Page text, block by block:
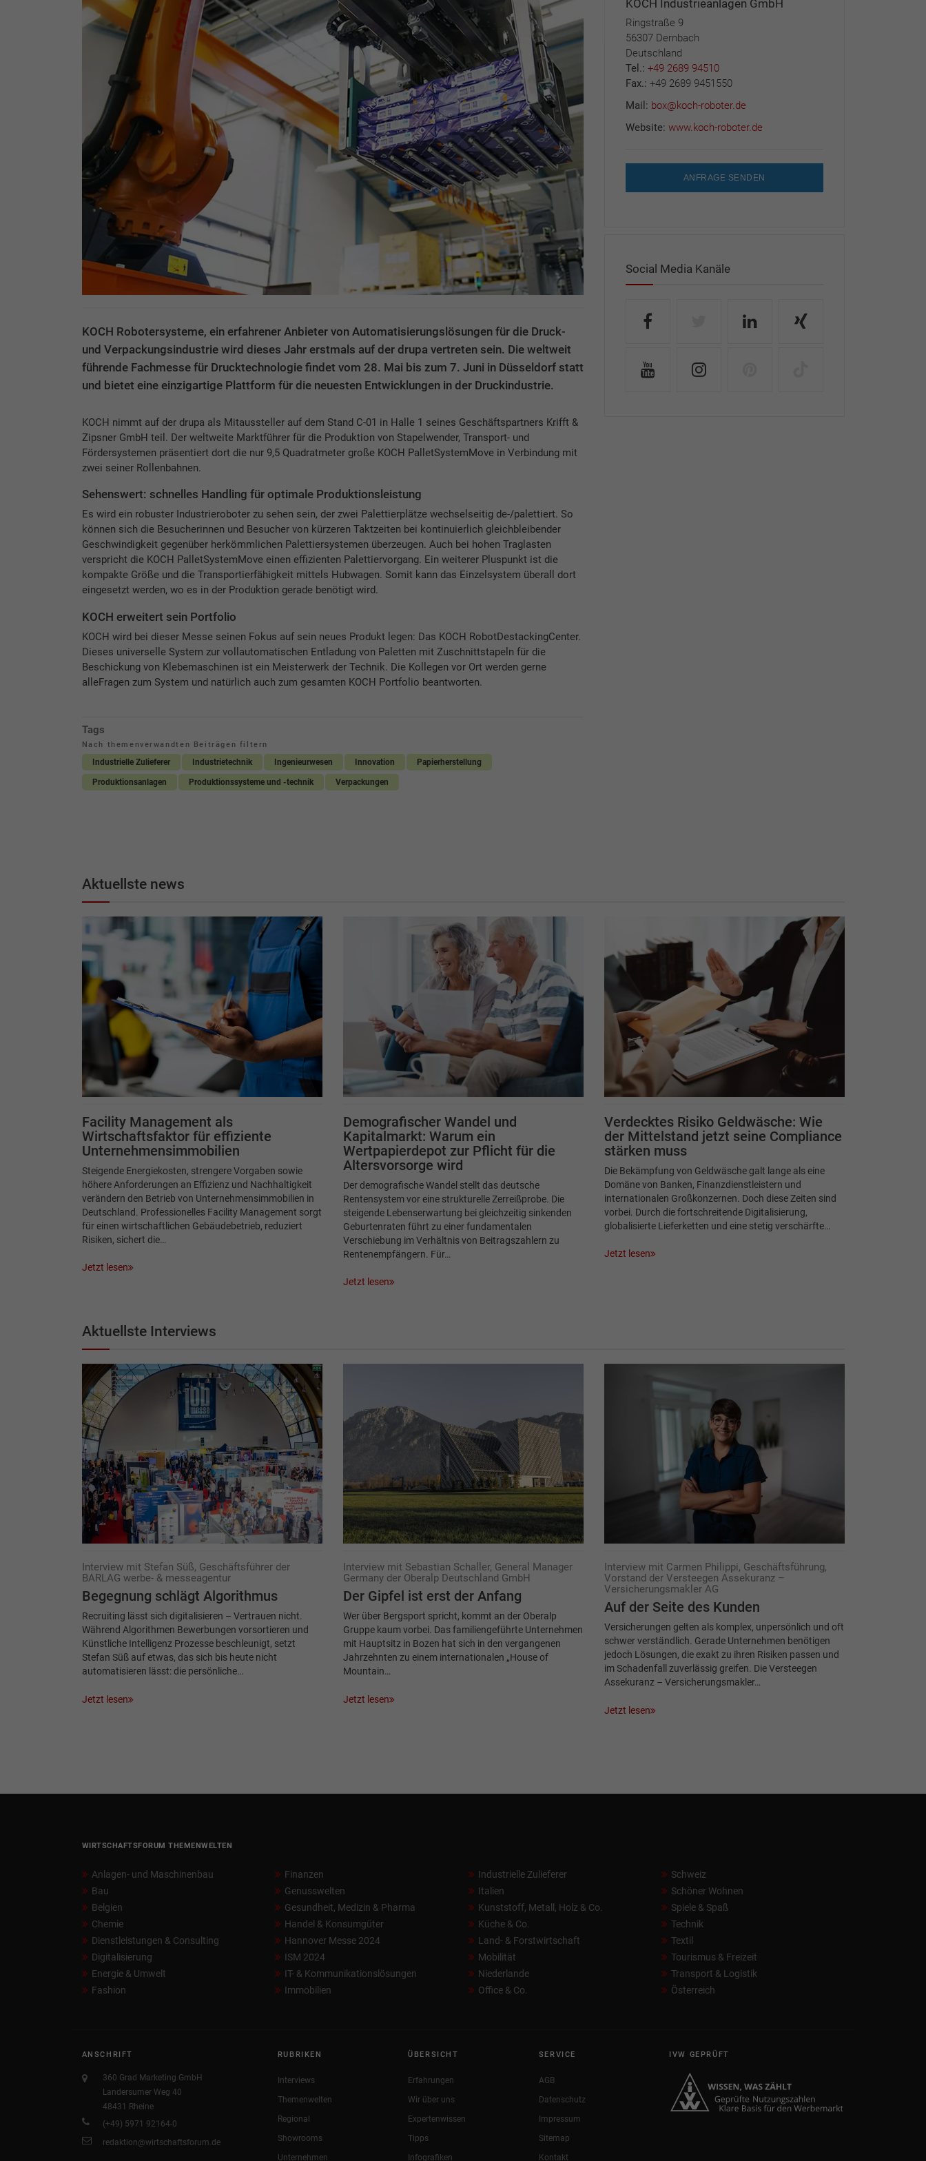
KOCH Robotersysteme, ein erfahrener Anbieter von Automatisierungslösungen für die Druck-
und Verpackungsindustrie wird dieses Jahr erstmals auf der drupa vertreten sein. Die weltweit
führende Fachmesse für Drucktechnologie findet vom 28. Mai bis zum 7. Juni in Düsseldorf statt
und bietet eine einzigartige Plattform für die neuesten Entwicklungen in der Druckindustrie.
KOCH nimmt auf der drupa als Mitaussteller auf dem Stand C-01 in Halle 1 seines Geschäftspartners Krifft &
Zipsner GmbH teil. Der weltweite Marktführer für die Produktion von Stapelwender, Transport- und
Fördersystemen präsentiert dort die nur 9,5 Quadratmeter große KOCH PalletSystemMove in Verbindung mit
zwei seiner Rollenbahnen.
Sehenswert: schnelles Handling für optimale Produktionsleistung
Es wird ein robuster Industrieroboter zu sehen sein, der zwei Palettierplätze wechselseitig de-/palettiert. So
können sich die Besucherinnen und Besucher von kürzeren Taktzeiten bei kontinuierlich gleichbleibender
Geschwindigkeit gegenüber herkömmlichen Palettiersystemen überzeugen. Auch bei hohen Traglasten
verspricht die KOCH PalletSystemMove einen effizienten Palettiervorgang. Ein weiterer Pluspunkt ist die
kompakte Größe und die Transportierfähigkeit mittels Hubwagen. Somit kann das Einzelsystem überall dort
eingesetzt werden, wo es in der Produktion gerade benötigt wird.
KOCH erweitert sein Portfolio
KOCH wird bei dieser Messe seinen Fokus auf sein neues Produkt legen: Das KOCH RobotDestackingCenter.
Dieses universelle System zur vollautomatischen Entladung von Paletten mit Zuschnittstapeln für die
Beschickung von Klebemaschinen ist ein Meisterwerk der Technik. Die Kollegen vor Ort werden gerne
alleFragen zum System und natürlich auch zum gesamten KOCH Portfolio beantworten.
Tags
Nach themenverwandten Beiträgen filtern
Industrielle Zulieferer Industrietechnik Ingenieurwesen Innovation Papierherstellung
Produktionsanlagen Produktionssysteme und -technik Verpackungen
KOCH Industrieanlagen GmbH
Ringstraße 9
56307 Dernbach
Deutschland
Tel.: +49 2689 94510
Fax.: +49 2689 9451550
Mail: box@koch-roboter.de
Website: www.koch-roboter.de
ANFRAGE SENDEN
Social Media Kanäle
Aktuellste news
Facility Management als
Wirtschaftsfaktor für effiziente
Unternehmensimmobilien
Steigende Energiekosten, strengere Vorgaben sowie
höhere Anforderungen an Effizienz und Nachhaltigkeit
verändern den Betrieb von Unternehmensimmobilien in
Deutschland. Professionelles Facility Management sorgt
für einen wirtschaftlichen Gebäudebetrieb, reduziert
Risiken, sichert die…
Jetzt lesen
Demografischer Wandel und
Kapitalmarkt: Warum ein
Wertpapierdepot zur Pflicht für die
Altersvorsorge wird
Der demografische Wandel stellt das deutsche
Rentensystem vor eine strukturelle Zerreißprobe. Die
steigende Lebenserwartung bei gleichzeitig sinkenden
Geburtenraten führt zu einer fundamentalen
Verschiebung im Verhältnis von Beitragszahlern zu
Rentenempfängern. Für…
Jetzt lesen
Verdecktes Risiko Geldwäsche: Wie
der Mittelstand jetzt seine Compliance
stärken muss
Die Bekämpfung von Geldwäsche galt lange als eine
Domäne von Banken, Finanzdienstleistern und
internationalen Großkonzernen. Doch diese Zeiten sind
vorbei. Durch die fortschreitende Digitalisierung,
globalisierte Lieferketten und eine stetig verschärfte…
Jetzt lesen
Aktuellste Interviews
Interview mit Stefan Süß, Geschäftsführer der
BARLAG werbe- & messeagentur
Begegnung schlägt Algorithmus
Recruiting lässt sich digitalisieren – Vertrauen nicht.
Während Algorithmen Bewerbungen vorsortieren und
Künstliche Intelligenz Prozesse beschleunigt, setzt
Stefan Süß auf etwas, das sich bis heute nicht
automatisieren lässt: die persönliche…
Jetzt lesen
Interview mit Sebastian Schaller, General Manager
Germany der Oberalp Deutschland GmbH
Der Gipfel ist erst der Anfang
Wer über Bergsport spricht, kommt an der Oberalp
Gruppe kaum vorbei. Das familiengeführte Unternehmen
mit Hauptsitz in Bozen hat sich in den vergangenen
Jahrzehnten zu einem internationalen „House of
Mountain…
Jetzt lesen
Interview mit Carmen Philippi, Geschäftsführung,
Vorstand der Versteegen Assekuranz –
Versicherungsmakler AG
Auf der Seite des Kunden
Versicherungen gelten als komplex, unpersönlich und oft
schwer verständlich. Gerade Unternehmen benötigen
jedoch Lösungen, die exakt zu ihren Risiken passen und
im Schadenfall zuverlässig greifen. Die Versteegen
Assekuranz – Versicherungsmakler…
Jetzt lesen
WIRTSCHAFTSFORUM THEMENWELTEN
Anlagen- und Maschinenbau
Bau
Belgien
Chemie
Dienstleistungen & Consulting
Digitalisierung
Energie & Umwelt
Fashion
Finanzen
Genusswelten
Gesundheit, Medizin & Pharma
Handel & Konsumgüter
Hannover Messe 2024
ISM 2024
IT- & Kommunikationslösungen
Immobilien
Industrielle Zulieferer
Italien
Kunststoff, Metall, Holz & Co.
Küche & Co.
Land- & Forstwirtschaft
Mobilität
Niederlande
Office & Co.
Schweiz
Schöner Wohnen
Spiele & Spaß
Technik
Textil
Tourismus & Freizeit
Transport & Logistik
Österreich
ANSCHRIFT
360 Grad Marketing GmbH
Landersumer Weg 40
48431 Rheine
(+49) 5971 92164-0
redaktion@wirtschaftsforum.de
RUBRIKEN
Interviews
Themenwelten
Regional
Showrooms
Unternehmen
ÜBERSICHT
Erfahrungen
Wir über uns
Expertenwissen
Tipps
Infografiken
SERVICE
AGB
Datenschutz
Impressum
Sitemap
Kontakt
IVW GEPRÜFT